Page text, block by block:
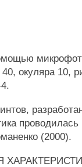
окуляра 10,
(2000).